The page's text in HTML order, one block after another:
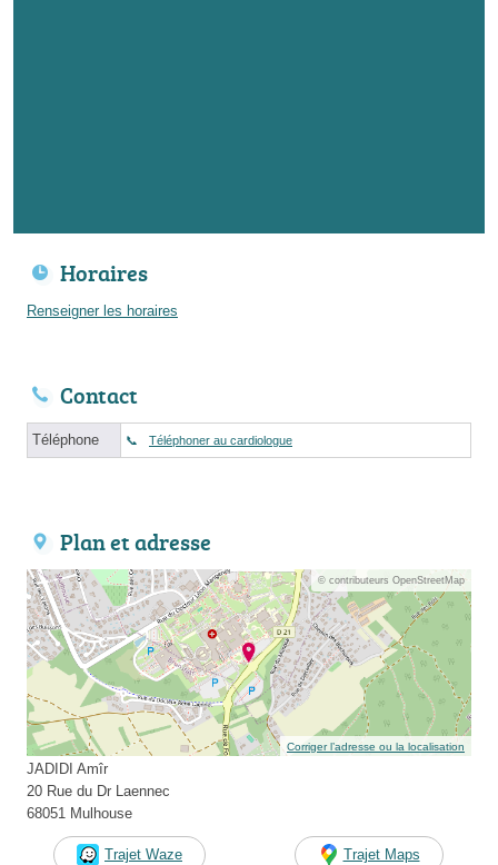
Horaires
Renseigner les horaires
Contact
Téléphone Téléphoner au cardiologue
Plan et adresse
© contributeurs OpenStreetMap
Corriger l’adresse ou la localisation
JADIDI Amîr
20 Rue du Dr Laennec
68051 Mulhouse
Trajet Waze Trajet Maps